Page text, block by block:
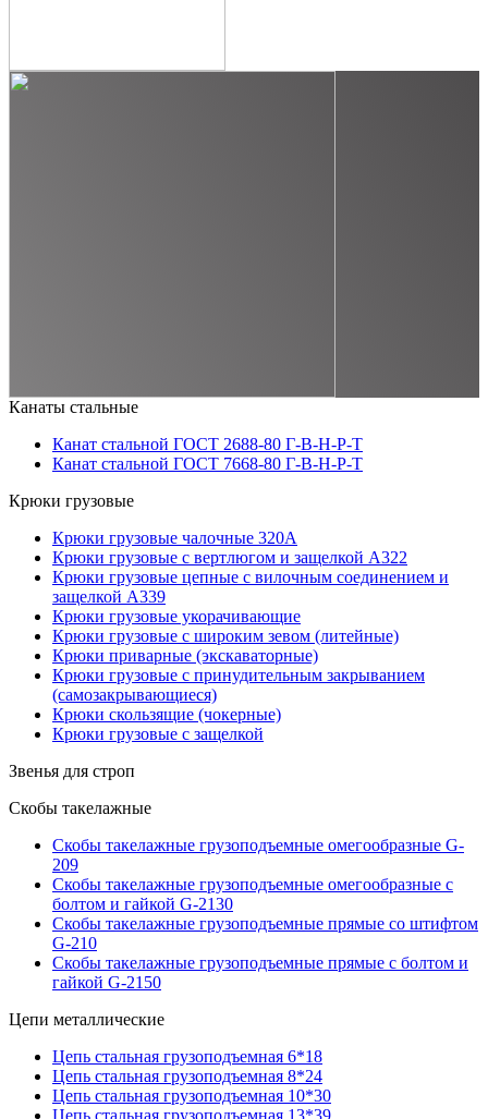
Канаты стальные
Канат стальной ГОСТ 2688-80 Г-В-Н-Р-Т
Канат стальной ГОСТ 7668-80 Г-В-Н-Р-Т
Крюки грузовые
Крюки грузовые чалочные 320А
Крюки грузовые с вертлюгом и защелкой А322
Крюки грузовые цепные с вилочным соединением и
защелкой А339
Крюки грузовые укорачивающие
Крюки грузовые с широким зевом (литейные)
Крюки приварные (экскаваторные)
Крюки грузовые с принудительным закрыванием
(самозакрывающиеся)
Крюки скользящие (чокерные)
Крюки грузовые с защелкой
Звенья для строп
Скобы такелажные
Скобы такелажные грузоподъемные омегообразные G-
209
Скобы такелажные грузоподъемные омегообразные с
болтом и гайкой G-2130
Скобы такелажные грузоподъемные прямые со штифтом
G-210
Скобы такелажные грузоподъемные прямые с болтом и
гайкой G-2150
Цепи металлические
Цепь стальная грузоподъемная 6*18
Цепь стальная грузоподъемная 8*24
Цепь стальная грузоподъемная 10*30
Цепь стальная грузоподъемная 13*39